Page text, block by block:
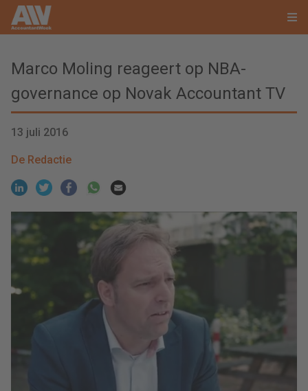
Marco Moling reageert op NBA-
governance op Novak Accountant TV
13 juli 2016
De Redactie